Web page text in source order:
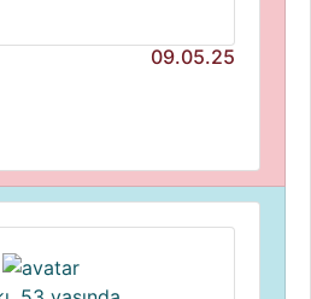
09.05.25